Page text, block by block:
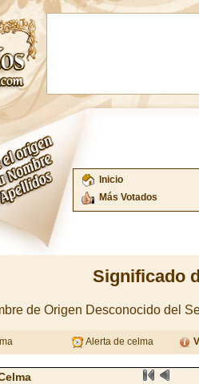
Inicio
Más Votados
Significado
de Origen Desconocido del
Alerta de celma